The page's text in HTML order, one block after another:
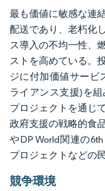
最も価値に敏感な連
配送であり、老朽化
ス導入の不均一性、
ストを高めている。
ジに付加価値サービ
ライアンス支援)を
プロジェクトを通じ
政府支援の戦略的食
やDP World関連の
プロジェクトなどの
競争環境